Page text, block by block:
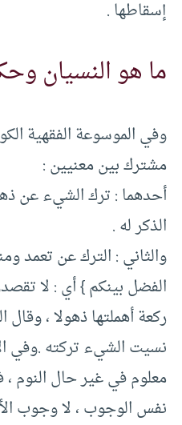
إسقاطها .
ما هو النسيان
وفي الموسوعة الفقهية
مشترك بين معنيين :
أحدهما : ترك الشيء عن
الذكر له .
والثاني : الترك عن تعمد
الفضل بينكم } أي : لا
ركعة أهملتها ذهولا ،
نسيت الشيء تركته .وفي
معلوم في غير حال النوم
نفس الوجوب ، لا وجوب